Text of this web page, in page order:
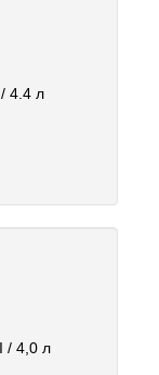
/ 4.4 л
/ 4,0 л